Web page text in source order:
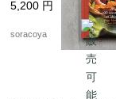
eh17-1
5,200 円
soracoya